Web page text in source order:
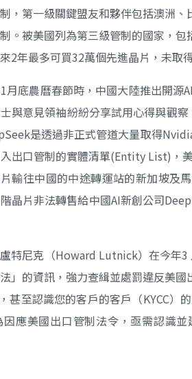
，第一級關鍵盟友和夥伴包括澳洲
。被美國列為第三級管制的國家，
2年最多可買32萬個先進晶片，未
月底農曆春節時，中國大陸推出開
與意見領袖紛紛分享試用心得與觀
是透過非正式管道大量取得
出口管制的實體清單(Entity List)，
輸往中國的中途轉運站的新加坡及
晶片非法轉售給中國AI新創公司
特尼克（Howard Lutnick）在今年
法」的資訊，強力查緝並處罰違反
甚至認識您的客戶的客戶（KYCC
應美國出口管制法令，亟需認識